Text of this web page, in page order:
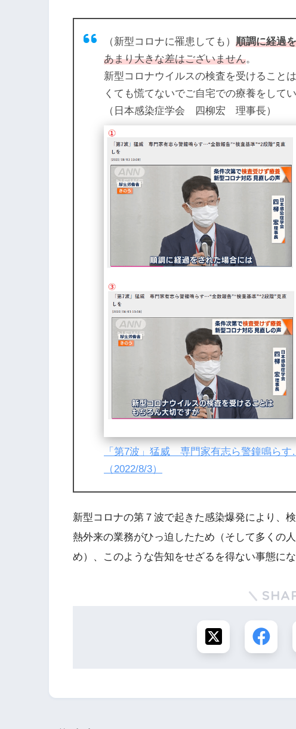
（新型コロナに罹患しても） 順調に経過
あまり大きな差はございません。
新型コロナウイルスの検査を受けること
くても慌てないでご自宅での療養をして
（日本感染症学会 四柳宏 理事長）
「第7波」猛威 専門家有志ら警鐘鳴らす
（2022/8/3）
新型コロナの第７波で起きた感染爆発により、
熱外来の業務がひっ迫したため（そして多くの
め）、このような告知をせざるを得ない事態にな